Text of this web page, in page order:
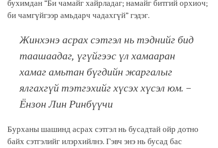
бухимдан “Би чамайг хайрладаг; намайг битгий орхиоч;
би чамгүйгээр амьдарч чадахгүй” гэдэг.
Жинхэнэ асрах сэтгэл нь тэднийг бид
таашаадаг, үгүйгээс үл хамааран
хамаг амьтан бүгдийн жаргалыг
ялгахгүй тэтгэхийг хүсэх хүсэл юм. –
Ёнзон Лин Ринбүүчи
Бурханы шашинд асрах сэтгэл нь бусадтай ойр дотно
байх сэтгэлийг илэрхийлнэ. Гэвч энэ нь бусад бас